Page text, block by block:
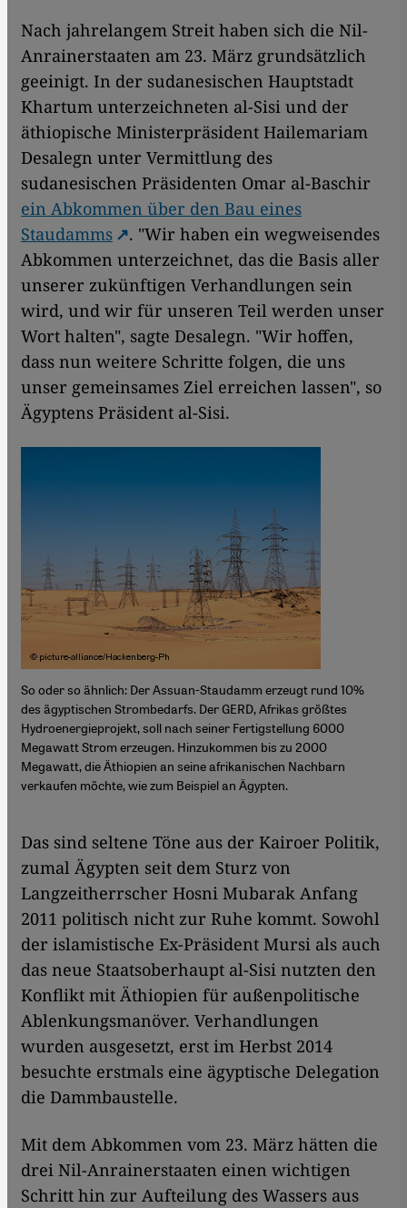
Nach jahrelangem Streit haben sich die Nil-
Anrainerstaaten am 23. März grundsätzlich
geeinigt. In der sudanesischen Hauptstadt
Khartum unterzeichneten al-Sisi und der
äthiopische Ministerpräsident Hailemariam
Desalegn unter Vermittlung des
sudanesischen Präsidenten Omar al-Baschir
ein Abkommen über den Bau eines
Staudamms
. "Wir haben ein wegweisendes
Abkommen unterzeichnet, das die Basis aller
unserer zukünftigen Verhandlungen sein
wird, und wir für unseren Teil werden unser
Wort halten", sagte Desalegn. "Wir hoffen,
dass nun weitere Schritte folgen, die uns
unser gemeinsames Ziel erreichen lassen", so
Ägyptens Präsident al-Sisi.
So oder so ähnlich: Der Assuan-Staudamm erzeugt rund 10%
des ägyptischen Strombedarfs. Der GERD, Afrikas größtes
Hydroenergieprojekt, soll nach seiner Fertigstellung 6000
Megawatt Strom erzeugen. Hinzukommen bis zu 2000
Megawatt, die Äthiopien an seine afrikanischen Nachbarn
verkaufen möchte, wie zum Beispiel an Ägypten.
Das sind seltene Töne aus der Kairoer Politik,
zumal Ägypten seit dem Sturz von
Langzeitherrscher Hosni Mubarak Anfang
2011 politisch nicht zur Ruhe kommt. Sowohl
der islamistische Ex-Präsident Mursi als auch
das neue Staatsoberhaupt al-Sisi nutzten den
Konflikt mit Äthiopien für außenpolitische
Ablenkungsmanöver. Verhandlungen
wurden ausgesetzt, erst im Herbst 2014
besuchte erstmals eine ägyptische Delegation
die Dammbaustelle.
Mit dem Abkommen vom 23. März hätten die
drei Nil-Anrainerstaaten einen wichtigen
Schritt hin zur Aufteilung des Wassers aus